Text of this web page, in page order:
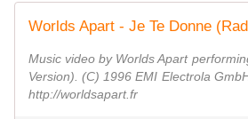
Worlds Apart - Je Te Donne
Music video by Worlds Apart
Version). (C) 1996 EMI Electrola
http://worldsapart.fr